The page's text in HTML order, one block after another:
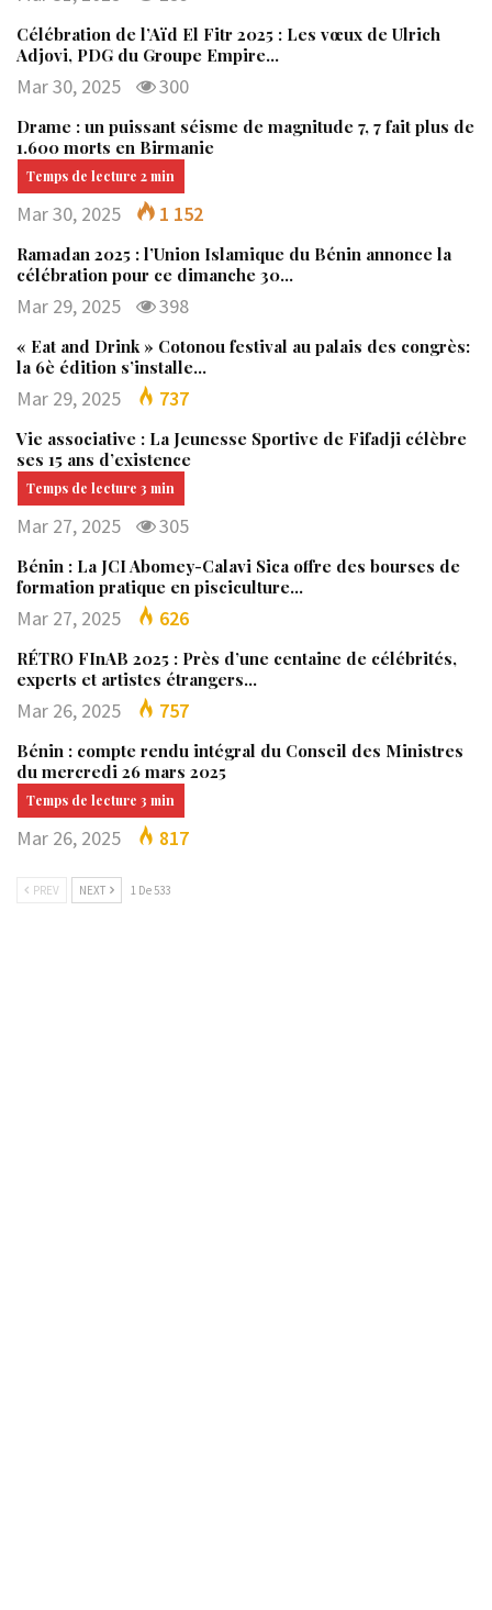
Célébration de l’Aïd El Fitr 2025 : Les vœux de Ulrich
Adjovi, PDG du Groupe Empire…
Mar 30, 2025 300
Drame : un puissant séisme de magnitude 7, 7 fait plus de
1.600 morts en Birmanie
Mar 30, 2025 1 152
Ramadan 2025 : l’Union Islamique du Bénin annonce la
célébration pour ce dimanche 30…
Mar 29, 2025 398
« Eat and Drink » Cotonou festival au palais des congrès:
la 6è édition s’installe…
Mar 29, 2025 737
Vie associative : La Jeunesse Sportive de Fifadji célèbre
ses 15 ans d’existence
Mar 27, 2025 305
Bénin : La JCI Abomey-Calavi Sica offre des bourses de
formation pratique en pisciculture…
Mar 27, 2025 626
RÉTRO FInAB 2025 : Près d’une centaine de célébrités,
experts et artistes étrangers…
Mar 26, 2025 757
Bénin : compte rendu intégral du Conseil des Ministres
du mercredi 26 mars 2025
Mar 26, 2025 817
PREV NEXT 1 De 533